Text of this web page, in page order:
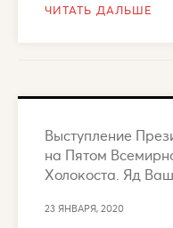
ЧИТАТЬ ДАЛЬШЕ
Выступление
на Пятом
Холокоста. Яд
23 ЯНВАРЯ, 2020